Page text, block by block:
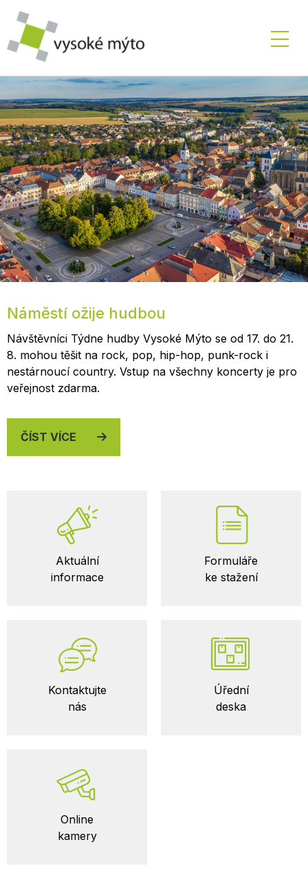
Náměstí ožije hudbou
Návštěvníci Týdne hudby Vysoké Mýto se od 17. do 21.
8. mohou těšit na rock, pop, hip-hop, punk-rock i
nestárnoucí country. Vstup na všechny koncerty je pro
veřejnost zdarma.
ČÍST VÍCE
Důležité
odkazy
Aktuální
informace
Formuláře
ke stažení
Kontaktujte
nás
Úřední
deska
Online
kamery